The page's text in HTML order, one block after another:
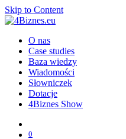
Skip to Content
O nas
Case studies
Baza wiedzy
Wiadomości
Słowniczek
Dotacje
4Biznes Show
0